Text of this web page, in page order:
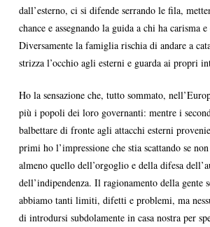
dall’esterno, ci si difende serrando le fila,
chance e assegnando la guida a chi ha carisma e
Diversamente la famiglia rischia di andare a
strizza l’occhio agli esterni e guarda ai propri
Ho la sensazione che, tutto sommato,
più i popoli dei loro governanti: mentre i
balbettare di fronte agli attacchi esterni
primi ho l’impressione che stia scattando se
almeno quello dell’orgoglio e della difesa
dell’indipendenza. Il ragionamento della gente
abbiamo tanti limiti, difetti e problemi, ma
di introdursi subdolamente in casa nostra per